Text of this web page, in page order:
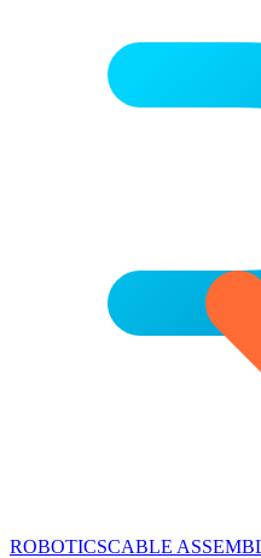
ROBOTICSCABLE